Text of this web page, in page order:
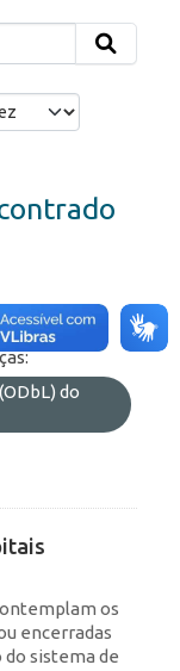
JSON
do
os
encerradas
sistema de